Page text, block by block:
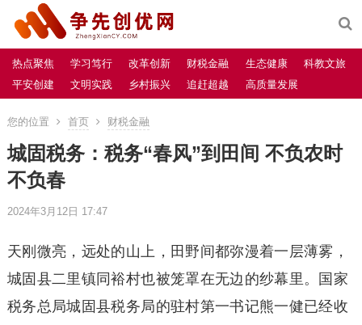
热点聚焦 学习笃行 改革创新 财税金融 生态健康
科教文旅
平安创建
文明实践 乡村振兴 追赶超越 高质量发展
您的位置 首页 财税金融
城固税务：税务“春风”到田间 不负农时
不负春
2024年3月12日 17:47
天刚微亮，远处的山上，田野间都弥漫着一层薄雾，
城固县二里镇同裕村也被笼罩在无边的纱幕里。国家
税务总局城固县税务局的驻村第一书记熊一健已经收